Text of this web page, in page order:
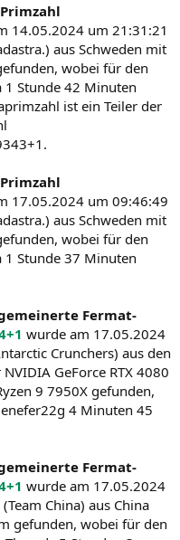
14.05.2024 um 21:31:21
aus Schweden mit
wobei für den
1 Stunde 42 Minuten
ist ein Teiler der
17.05.2024 um 09:46:49
aus Schweden mit
wobei für den
1 Stunde 37 Minuten
Fermat-
wurde am 17.05.2024
Crunchers) aus den
GeForce RTX 4080
9 7950X gefunden,
4 Minuten 45
Fermat-
wurde am 17.05.2024
(Team China) aus China
gefunden, wobei für den